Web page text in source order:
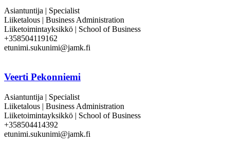
Asiantuntija | Specialist
Liiketalous | Business Administration
Liiketoimintayksikkö | School of Business
+358504119162
etunimi.sukunimi@jamk.fi
Veerti Pekonniemi
Asiantuntija | Specialist
Liiketalous | Business Administration
Liiketoimintayksikkö | School of Business
+358504414392
etunimi.sukunimi@jamk.fi